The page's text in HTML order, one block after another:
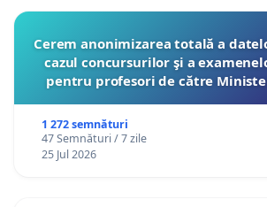
Cerem anonimizarea totală a
cazul concursurilor şi a
pentru profesori de către
1 272 semnături
47 Semnături / 7 zile
25 Jul 2026